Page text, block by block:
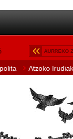
AURREKO
Atzoko Irudiak